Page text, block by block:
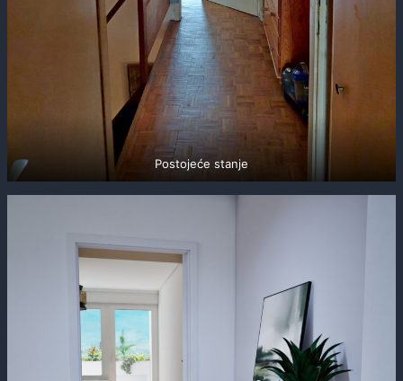
Postojeće stanje